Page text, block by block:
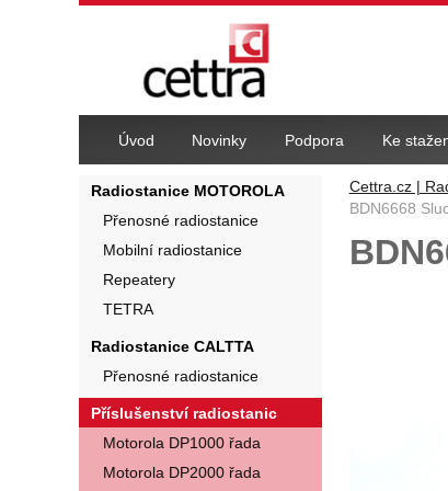
Cettra.cz |
BDN6668
Radiostanice MOTOROLA
Přenosné radiostanice
Mobilní radiostanice
Repeatery
TETRA
Radiostanice CALTTA
Přenosné radiostanice
Příslušenství radiostanic
Motorola DP1000 řada
Motorola DP2000 řada
Navigace
Úvod Novinky Podpora Ke